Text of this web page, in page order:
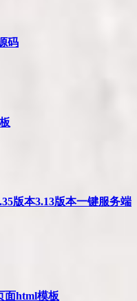
码
版本3.13版本一键服务端
面html模板